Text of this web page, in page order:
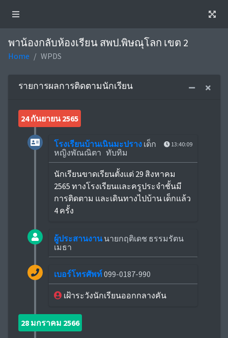
พาน้องกลับห้องเรียน สพป.พิษณุโลก เขต 2
Home WPDS
รายการผลการติดตามนักเรียน
24 กันยายน 2565
13:40:09
โรงเรียนบ้านเนินมะปรางเด็ก
หญิงพัณณิตา ทับทิม
นักเรียนขาดเรียนตั้งเเต่ 29 สิงหาคม
2565 ทางโรงเรียนเเละครูประจำชั้นมี
การติดตาม และเดินทางไปบ้าน เด็กแล้ว
4 ครั้ง
ผู้ประสานงานนายกฤติเดช ธรรมรัตน
เมธา
เบอร์โทรศัพท์099-0187-990
เฝ้าระวังนักเรียนออกกลางคัน
28 มกราคม 2566